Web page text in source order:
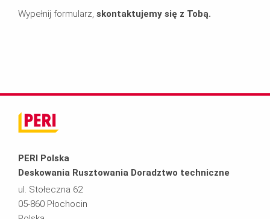
Wypełnij formularz, skontaktujemy się z Tobą.
PERI Polska
Deskowania Rusztowania Doradztwo techniczne
ul. Stołeczna 62
05-860 Płochocin